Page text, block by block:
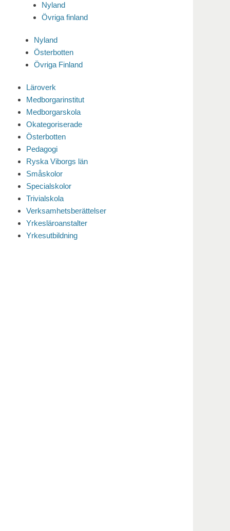
Nyland
Övriga finland
Nyland
Österbotten
Övriga Finland
Läroverk
Medborgarinstitut
Medborgarskola
Okategoriserade
Österbotten
Pedagogi
Ryska Viborgs län
Småskolor
Specialskolor
Trivialskola
Verksamhetsberättelser
Yrkesläroanstalter
Yrkesutbildning